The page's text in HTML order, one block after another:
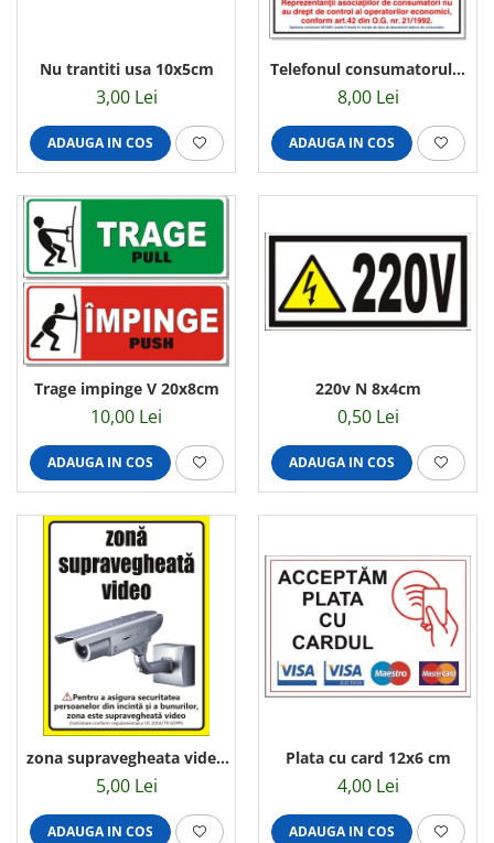
Bilingve
Residence
Statie GPL
Nu trantiti usa 10x5cm
3,00 Lei
ADAUGA IN COS
Telefonul consumatorului
13x12cm
8,00 Lei
ADAUGA IN COS
Trage impinge V 20x8cm
10,00 Lei
ADAUGA IN COS
220v N 8x4cm
0,50 Lei
ADAUGA IN COS
zona supravegheata video
conform GDPR 20x15cm
5,00 Lei
ADAUGA IN COS
Plata cu card 12x6 cm
4,00 Lei
ADAUGA IN COS